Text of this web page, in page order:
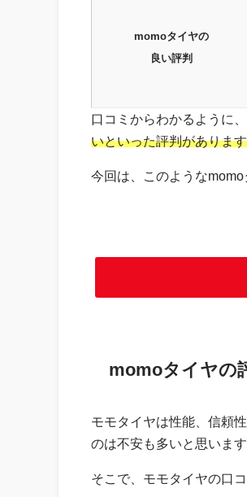
momoタイヤの
良い評判
口コミからわかるように、
いといった評判がありま
今回は、このような
momoタイヤの
モモタイヤは性能、信頼
のは不安も多いと思います
そこで、モモタイヤの口